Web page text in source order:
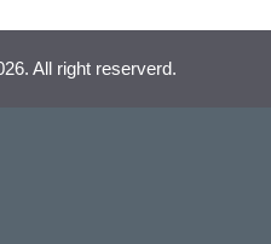
All right reserverd.